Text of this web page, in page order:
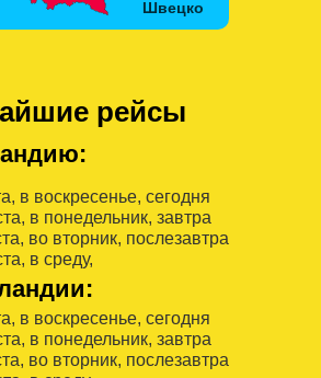
рейсы
в воскресенье, сегодня
в понедельник, завтра
во вторник, послезавтра
в среду,
в воскресенье, сегодня
в понедельник, завтра
во вторник, послезавтра